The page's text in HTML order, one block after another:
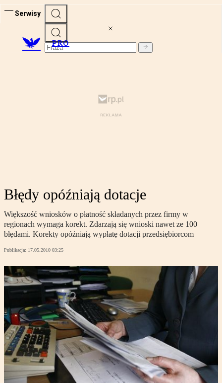
Serwisy
PRO
Błędy opóźniają dotacje
Większość wniosków o płatność składanych przez firmy w
regionach wymaga korekt. Zdarzają się wnioski nawet ze 100
błędami. Korekty opóźniają wypłatę dotacji przedsiębiorcom
Publikacja: 17.05.2010 03:25